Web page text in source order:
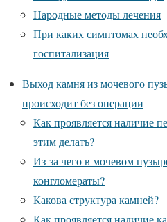
Народные методы лечения
При каких симптомах
госпитализация
Выход камня из мочевого
происходит без операции
Как проявляется наличие
этим делать?
Из-за чего в мочевом
конгломераты?
Какова структура камней?
Как проявляется наличие